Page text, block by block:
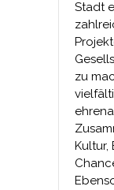
Stadt
zu
Kultur,